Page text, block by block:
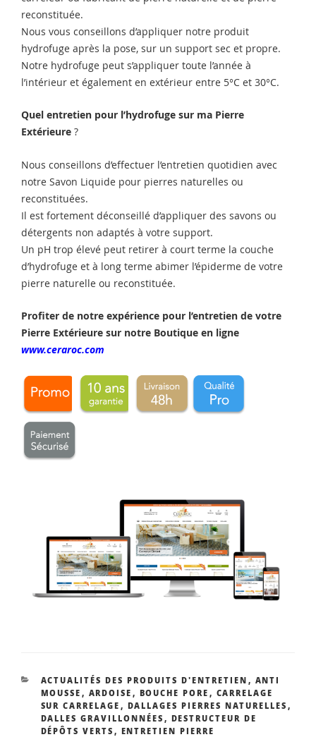
reconstituée.
Nous vous conseillons d’appliquer notre produit
hydrofuge après la pose, sur un support sec et propre.
Notre hydrofuge peut s’appliquer toute l’année à
l’intérieur et également en extérieur entre 5°C et 30°C.
Quel entretien pour l’hydrofuge sur ma Pierre
Extérieure ?
Nous conseillons d’effectuer l’entretien quotidien avec
notre Savon Liquide pour pierres naturelles ou
reconstituées.
Il est fortement déconseillé d’appliquer des savons ou
détergents non adaptés à votre support.
Un pH trop élevé peut retirer à court terme la couche
d’hydrofuge et à long terme abimer l’épiderme de votre
pierre naturelle ou reconstituée.
Profiter de notre expérience pour l’entretien de votre
Pierre Extérieure sur notre Boutique en ligne
www.ceraroc.com
CATÉGORIES
ACTUALITÉS DES PRODUITS D'ENTRETIEN , ANTI
MOUSSE , ARDOISE , BOUCHE PORE , CARRELAGE
SUR CARRELAGE , DALLAGES PIERRES NATURELLES ,
DALLES GRAVILLONNÉES , DESTRUCTEUR DE
DÉPÔTS VERTS , ENTRETIEN PIERRE